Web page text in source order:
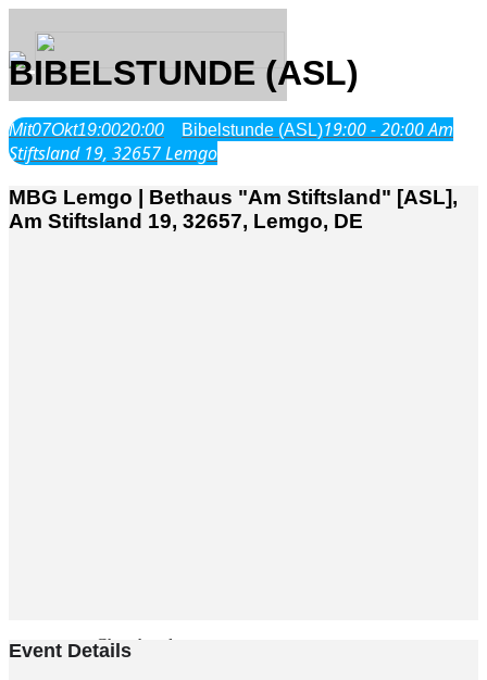
Über Uns
Was wir glauben
Jesus Christus
Churchtools
BIBELSTUNDE (ASL)
Mit07Okt19:0020:00 Bibelstunde (ASL)19:00 - 20:00Am
Stiftsland 19, 32657 Lemgo
MBG Lemgo | Bethaus "Am Stiftsland" [ASL],
Am Stiftsland 19, 32657, Lemgo, DE
Event Details